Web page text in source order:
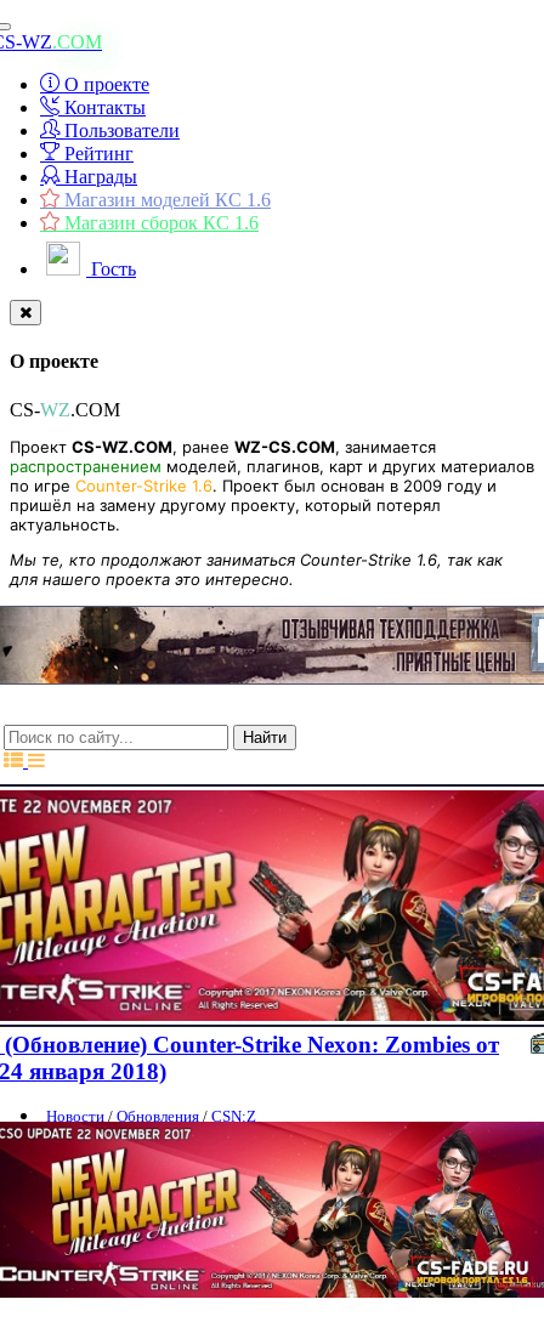
Toggle
navigation
WZ.COM
О проекте
Контакты
Пользователи
Рейтинг
Награды
Магазин моделей КС 1.6
Магазин сборок КС 1.6
Гость
О проекте
CS-WZ.COM
Проект CS-WZ.COM, ранее WZ-CS.COM, занимается
распространением моделей, плагинов, карт и других материалов
по игре Counter-Strike 1.6. Проект был основан в 2009 году и
пришёл на замену другому проекту, который потерял
актуальность.
Мы те, кто продолжают заниматься Counter-Strike 1.6, так как
для нашего проекта это интересно.
(Обновление) Counter-Strike Nexon: Zombies от
января 2018)
Новости / Обновления / CSN:Z